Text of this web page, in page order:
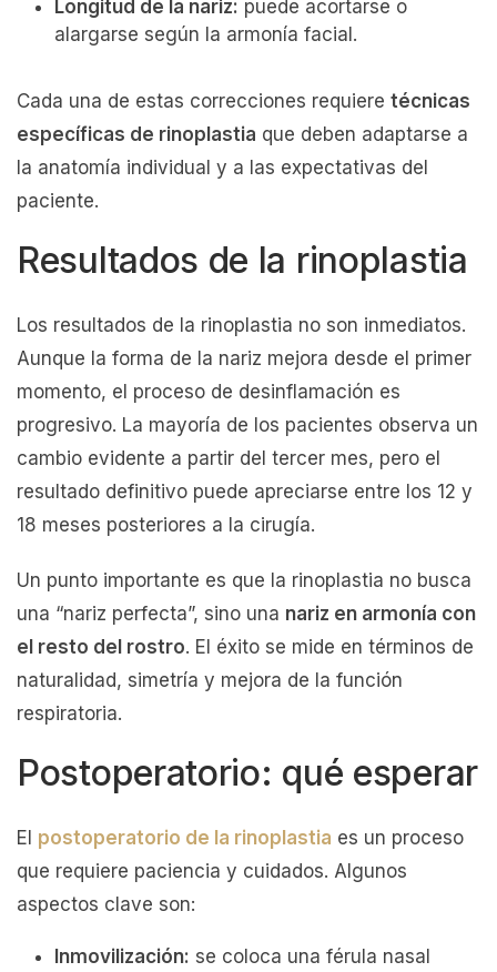
Longitud de la nariz: puede acortarse o
alargarse según la armonía facial.
Cada una de estas correcciones requiere técnicas
específicas de rinoplastia que deben adaptarse a
la anatomía individual y a las expectativas del
paciente.
Resultados de la rinoplastia
Los resultados de la rinoplastia no son inmediatos.
Aunque la forma de la nariz mejora desde el primer
momento, el proceso de desinflamación es
progresivo. La mayoría de los pacientes observa un
cambio evidente a partir del tercer mes, pero el
resultado definitivo puede apreciarse entre los 12 y
18 meses posteriores a la cirugía.
Un punto importante es que la rinoplastia no busca
una “nariz perfecta”, sino una nariz en armonía con
el resto del rostro. El éxito se mide en términos de
naturalidad, simetría y mejora de la función
respiratoria.
Postoperatorio: qué esperar
El postoperatorio de la rinoplastia es un proceso
que requiere paciencia y cuidados. Algunos
aspectos clave son:
Inmovilización: se coloca una férula nasal